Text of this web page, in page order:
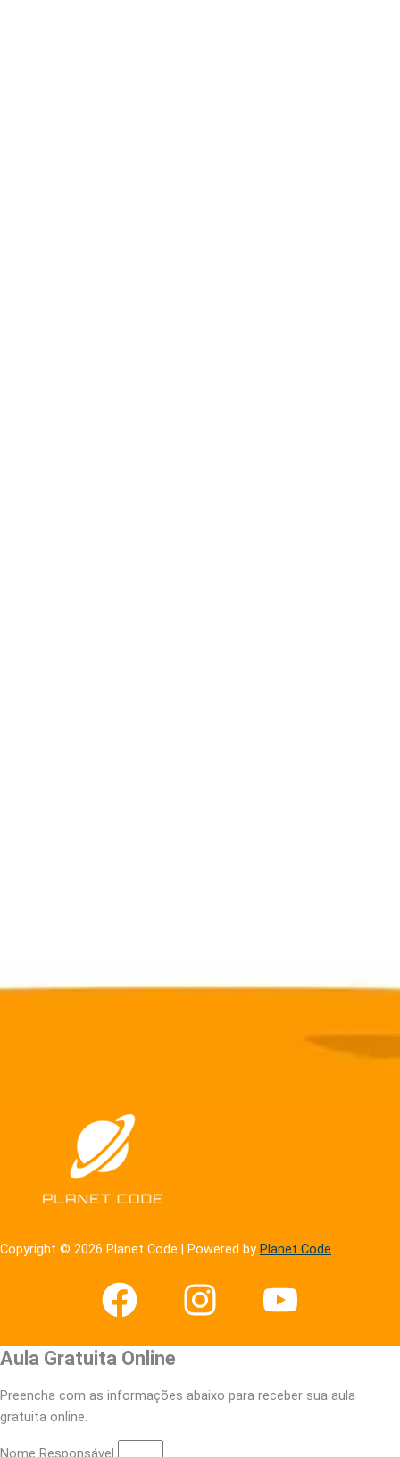
Copyright © 2026 Planet Code | Powered by Planet Code
Aula Gratuita Online
Preencha com as informações abaixo para receber sua aula
gratuita online.
Nome Responsável